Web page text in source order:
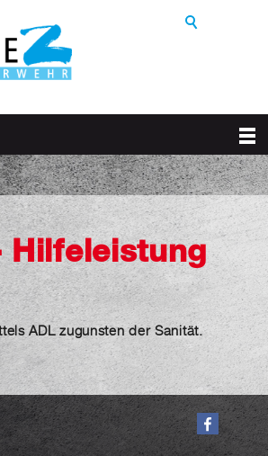
Hilfeleistung
ADL zugunsten der Sanität.